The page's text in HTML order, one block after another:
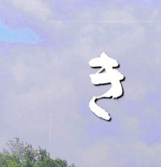
ン
テ
ッ
プ